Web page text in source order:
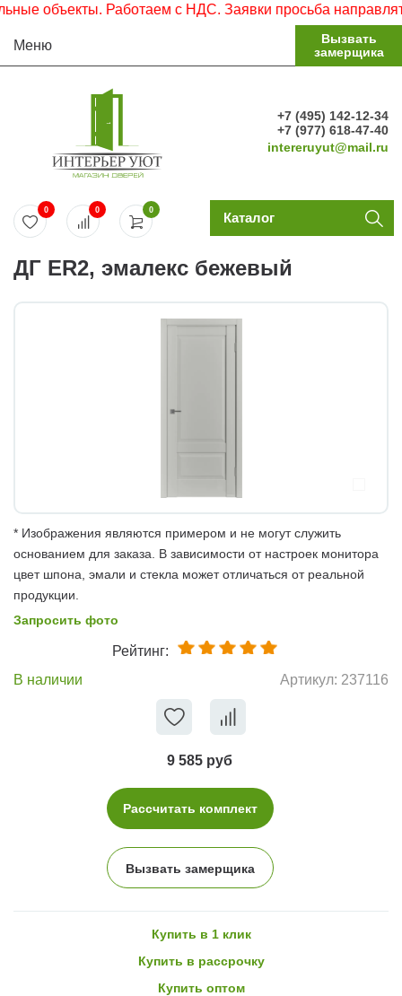
объекты. Работаем с НДС. Заявки просьба направлять
Меню
Вызвать
замерщика
+7 (495) 142-12-34
+7 (977) 618-47-40
intereruyut@mail.ru
0
0 0 Каталог
ДГ ЕR2, эмалекс бежевый
* Изображения являются примером и не могут служить
основанием для заказа. В зависимости от настроек монитора
цвет шпона, эмали и стекла может отличаться от реальной
продукции.
Запросить фото
Рейтинг:
В наличии
Артикул: 237116
9 585 руб
Рассчитать комплект
Вызвать замерщика
Купить в 1 клик
Купить в рассрочку
Купить оптом